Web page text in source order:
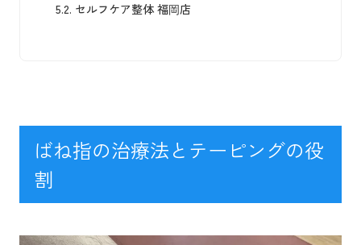
5.2. セルフケア整体 福岡店
ばね指の治療法とテーピングの役
割